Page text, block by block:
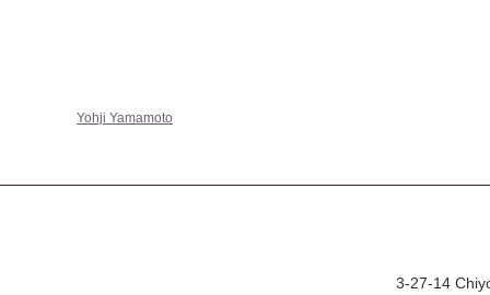
Yohji Yamamoto
3-27-14